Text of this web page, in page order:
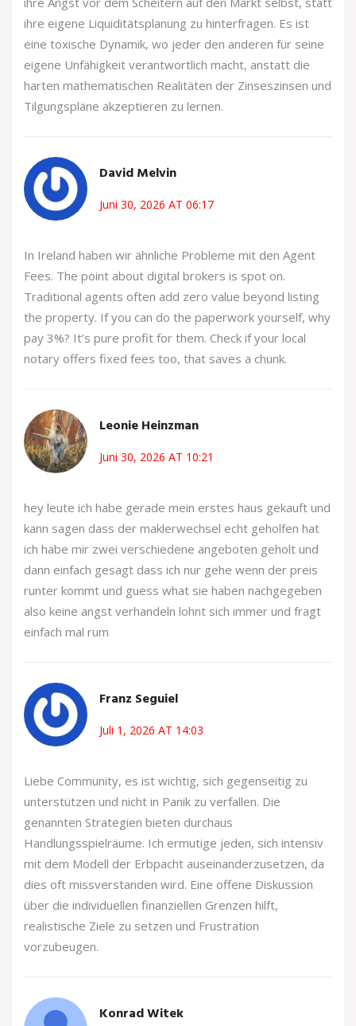
ihre eigene Liquiditätsplanung zu hinterfragen. Es ist
eine toxische Dynamik, wo jeder den anderen für seine
eigene Unfähigkeit verantwortlich macht, anstatt die
harten mathematischen Realitäten der Zinseszinsen und
Tilgungspläne akzeptieren zu lernen.
David Melvin
Juni 30, 2026 AT 06:17
In Ireland haben wir ähnliche Probleme mit den Agent
Fees. The point about digital brokers is spot on.
Traditional agents often add zero value beyond listing
the property. If you can do the paperwork yourself, why
pay 3%? It’s pure profit for them. Check if your local
notary offers fixed fees too, that saves a chunk.
Leonie Heinzman
Juni 30, 2026 AT 10:21
hey leute ich habe gerade mein erstes haus gekauft und
kann sagen dass der maklerwechsel echt geholfen hat
ich habe mir zwei verschiedene angeboten geholt und
dann einfach gesagt dass ich nur gehe wenn der preis
runter kommt und guess what sie haben nachgegeben
also keine angst verhandeln lohnt sich immer und fragt
einfach mal rum
Franz Seguiel
Juli 1, 2026 AT 14:03
Liebe Community, es ist wichtig, sich gegenseitig zu
unterstützen und nicht in Panik zu verfallen. Die
genannten Strategien bieten durchaus
Handlungsspielräume. Ich ermutige jeden, sich intensiv
mit dem Modell der Erbpacht auseinanderzusetzen, da
dies oft missverstanden wird. Eine offene Diskussion
über die individuellen finanziellen Grenzen hilft,
realistische Ziele zu setzen und Frustration
vorzubeugen.
Konrad Witek